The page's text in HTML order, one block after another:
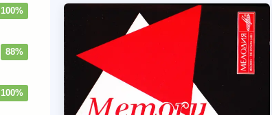
100%
88%
100%